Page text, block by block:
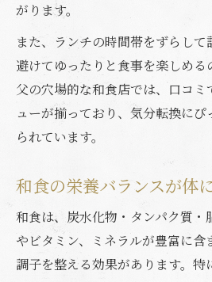
がります。
また、ランチの時間帯をずらし
避けてゆったりと食事を楽しめ
父の穴場的な和食店では、口コ
ューが揃っており、気分転換に
られています。
和食の栄養バランスが体
和食は、炭水化物・タンパク質・
やビタミン、ミネラルが豊富に含
調子を整える効果があります。特